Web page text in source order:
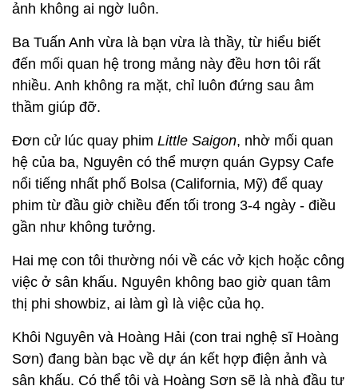
ảnh không ai ngờ luôn.
Ba Tuấn Anh vừa là bạn vừa là thầy, từ hiểu biết
đến mối quan hệ trong mảng này đều hơn tôi rất
nhiều. Anh không ra mặt, chỉ luôn đứng sau âm
thầm giúp đỡ.
Đơn cử lúc quay phim Little Saigon, nhờ mối quan
hệ của ba, Nguyên có thể mượn quán Gypsy Cafe
nổi tiếng nhất phố Bolsa (California, Mỹ) để quay
phim từ đầu giờ chiều đến tối trong 3-4 ngày - điều
gần như không tưởng.
Hai mẹ con tôi thường nói về các vở kịch hoặc công
việc ở sân khấu. Nguyên không bao giờ quan tâm
thị phi showbiz, ai làm gì là việc của họ.
Khôi Nguyên và Hoàng Hải (con trai nghệ sĩ Hoàng
Sơn) đang bàn bạc về dự án kết hợp điện ảnh và
sân khấu. Có thể tôi và Hoàng Sơn sẽ là nhà đầu tư